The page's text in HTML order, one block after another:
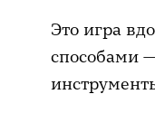
Это игра
способами